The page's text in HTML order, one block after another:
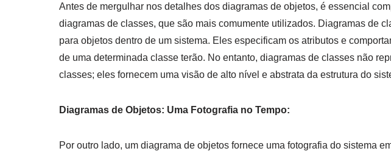
Antes de mergulhar nos detalhes dos diagramas de objetos, é essencial
diagramas de classes, que são mais comumente utilizados. Diagramas de
para objetos dentro de um sistema. Eles especificam os atributos e
de uma determinada classe terão. No entanto, diagramas de classes não
classes; eles fornecem uma visão de alto nível e abstrata da estrutura do
Diagramas de Objetos: Uma Fotografia no Tempo:
Por outro lado, um diagrama de objetos fornece uma fotografia do sistema